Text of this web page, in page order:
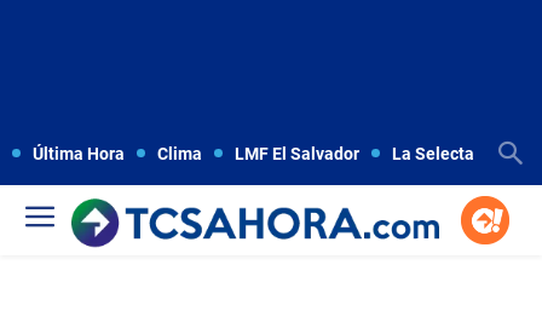
Última Hora Clima LMF El Salvador La Selecta